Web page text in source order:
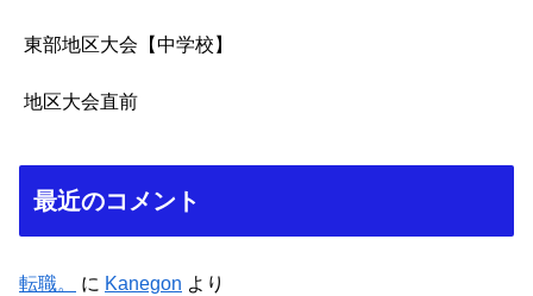
東部地区大会【中学校】
地区大会直前
最近のコメント
転職。 に Kanegon より